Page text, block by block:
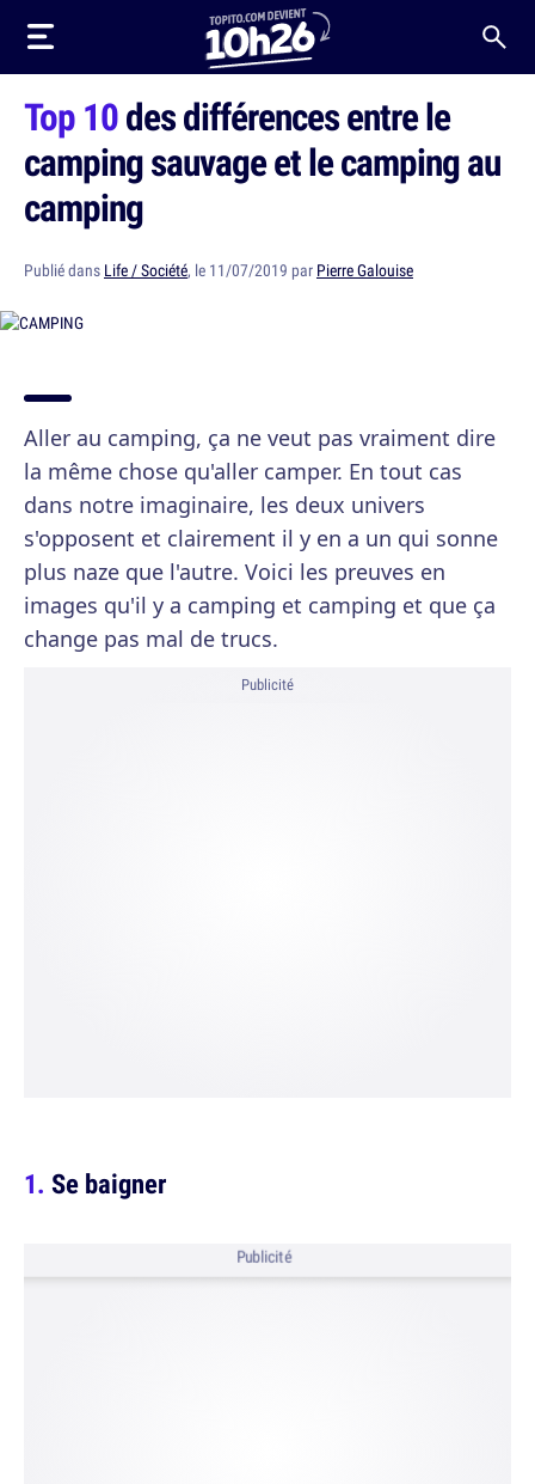
Top 10des différences entre le
camping sauvage et le camping au
camping
Publié dans Life / Société, le 11/07/2019 par Pierre Galouise
Aller au camping, ça ne veut pas vraiment dire
la même chose qu'aller camper. En tout cas
dans notre imaginaire, les deux univers
s'opposent et clairement il y en a un qui sonne
plus naze que l'autre. Voici les preuves en
images qu'il y a camping et camping et que ça
change pas mal de trucs.
Publicité
Se baigner
Publicité